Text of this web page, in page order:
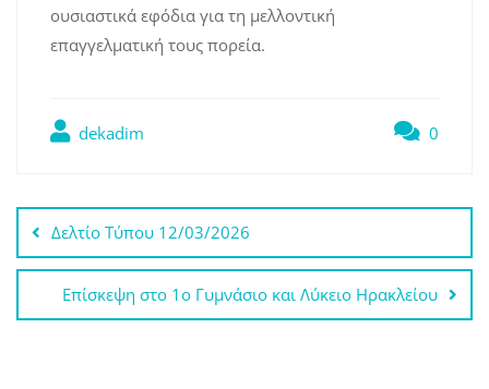
ουσιαστικά εφόδια για τη μελλοντική
επαγγελματική τους πορεία.
dekadim 0
Πλοήγηση
άρθρων
Δελτίο Τύπου 12/03/2026
Eπίσκεψη στο 1ο Γυμνάσιο και Λύκειο Ηρακλείου